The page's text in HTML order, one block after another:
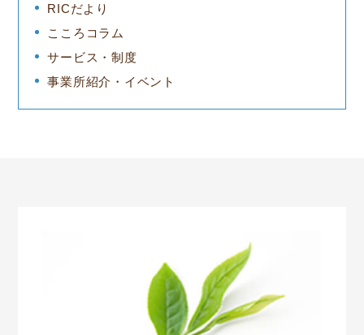
RICだより
こころコラム
サービス・制度
事業所紹介・イベント